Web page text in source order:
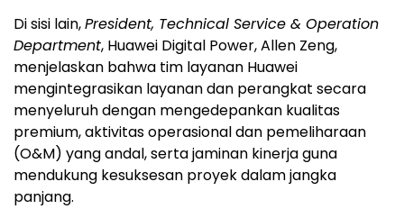
Di sisi lain,President, Technical Service & Operation
Department, Huawei Digital Power, Allen Zeng,
menjelaskan bahwa tim layanan Huawei
mengintegrasikan layanan dan perangkat secara
menyeluruh dengan mengedepankan kualitas
premium, aktivitas operasional dan pemeliharaan
(O&M) yang andal, serta jaminan kinerja guna
mendukung kesuksesan proyek dalam jangka
panjang.